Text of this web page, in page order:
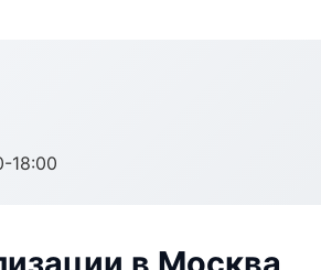
18:00